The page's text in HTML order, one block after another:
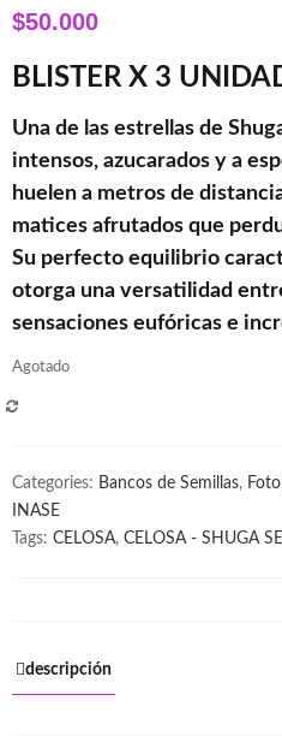
$50.000
BLISTER X 3
Una de las estrellas de
intensos, azucarados y a
huelen a metros de
matices afrutados que
Su perfecto equilibrio
otorga una versatilidad
sensaciones eufóricas e
Agotado
Categories: Bancos de Semillas,
INASE
Tags: CELOSA, CELOSA - SHUGA
descripción